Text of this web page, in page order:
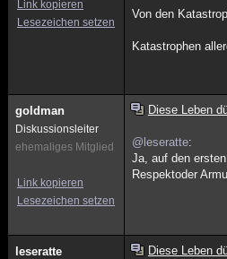
Link kopieren
Lesezeichen setzen
Von den
Katastrophen
goldman
Diskussionsleiter
ehemaliges Mitglied
Link kopieren
Lesezeichen setzen
Diese Leben
@leseratte:
Ja, auf den
Respektoder
leseratte Diese Leben